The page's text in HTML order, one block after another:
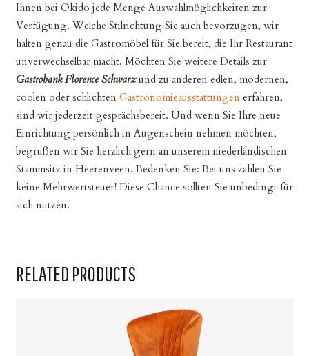
Ihnen bei Okido jede Menge Auswahlmöglichkeiten zur
Verfügung. Welche Stilrichtung Sie auch bevorzugen, wir
halten genau die Gastromöbel für Sie bereit, die Ihr Restaurant
unverwechselbar macht. Möchten Sie weitere Details zur
Gastrobank Florence Schwarzund zu anderen edlen, modernen,
coolen oder schlichten Gastronomieausstattungen erfahren,
sind wir jederzeit gesprächsbereit. Und wenn Sie Ihre neue
Einrichtung persönlich in Augenschein nehmen möchten,
begrüßen wir Sie herzlich gern an unserem niederländischen
Stammsitz in Heerenveen. Bedenken Sie: Bei uns zahlen Sie
keine Mehrwertsteuer! Diese Chance sollten Sie unbedingt für
sich nutzen.
RELATED PRODUCTS